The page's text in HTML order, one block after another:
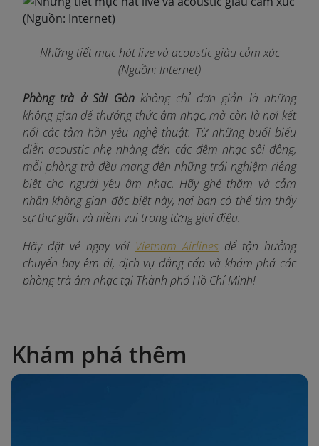
Những tiết mục hát live và acoustic giàu cảm xúc
(Nguồn: Internet)
Phòng trà ở Sài Gònkhông chỉ đơn giản là những
không gian để thưởng thức âm nhạc, mà còn là nơi kết
nối các tâm hồn yêu nghệ thuật. Từ những buổi biểu
diễn acoustic nhẹ nhàng đến các đêm nhạc sôi động,
mỗi phòng trà đều mang đến những trải nghiệm riêng
biệt cho người yêu âm nhạc. Hãy ghé thăm và cảm
nhận không gian đặc biệt này, nơi bạn có thể tìm thấy
sự thư giãn và niềm vui trong từng giai điệu.
Hãy đặt vé ngay với Vietnam Airlines để tận hưởng
chuyến bay êm ái, dịch vụ đẳng cấp và khám phá các
phòng trà âm nhạc tại Thành phố Hồ Chí Minh!
Khám phá thêm